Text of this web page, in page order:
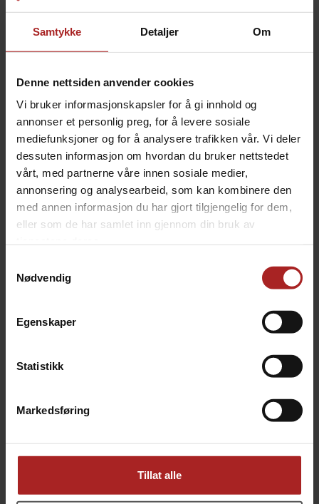
Samtykke Detaljer Om
Denne nettsiden anvender cookies
Vi bruker informasjonskapsler for å gi innhold og
annonser et personlig preg, for å levere sosiale
mediefunksjoner og for å analysere trafikken vår. Vi deler
dessuten informasjon om hvordan du bruker nettstedet
vårt, med partnerne våre innen sosiale medier,
annonsering og analysearbeid, som kan kombinere den
med annen informasjon du har gjort tilgjengelig for dem,
eller som de har samlet inn gjennom din bruk av
Nødvendig
Egenskaper
Statistikk
Markedsføring
Tillat alle
TEKNISK INFO
Blindplugg 8mm hann (5/16")
Duotight Hurtigkobling for øl og CO2. 5/32" ID x 5/16" OD